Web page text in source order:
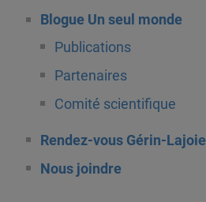
Blogue Un seul monde
Publications
Partenaires
Comité scientifique
Rendez-vous Gérin-Lajoie
Nous joindre